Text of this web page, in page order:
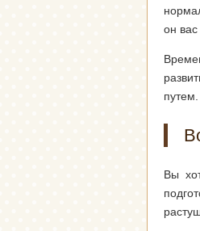
он вас
Вы